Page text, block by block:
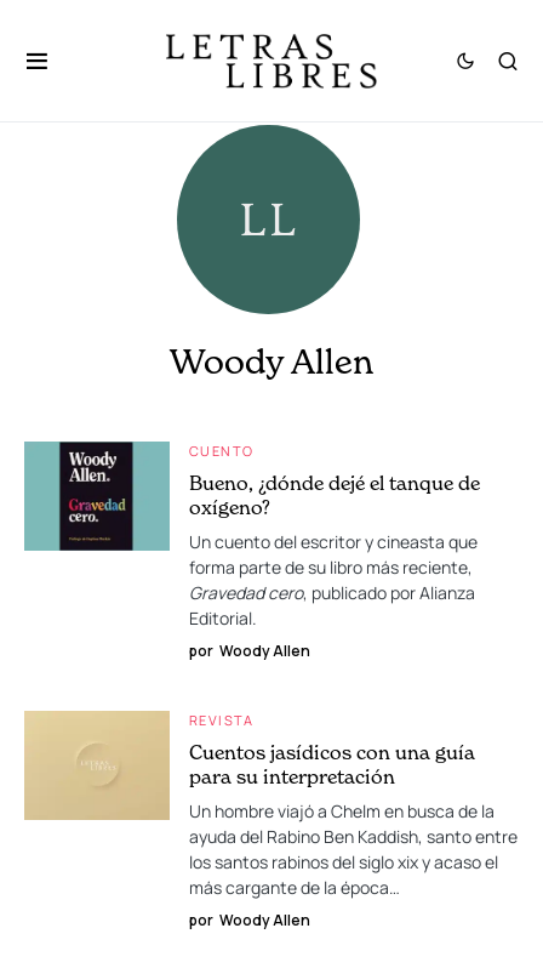
Woody Allen
CUENTO
Bueno, ¿dónde dejé el tanque de
oxígeno?
Un cuento del escritor y cineasta que
forma parte de su libro más reciente,
Gravedad cero, publicado por Alianza
Editorial.
por Woody Allen
REVISTA
Cuentos jasídicos con una guía
para su interpretación
Un hombre viajó a Chelm en busca de la
ayuda del Rabino Ben Kaddish, santo entre
los santos rabinos del siglo xix y acaso el
más cargante de la época…
por Woody Allen